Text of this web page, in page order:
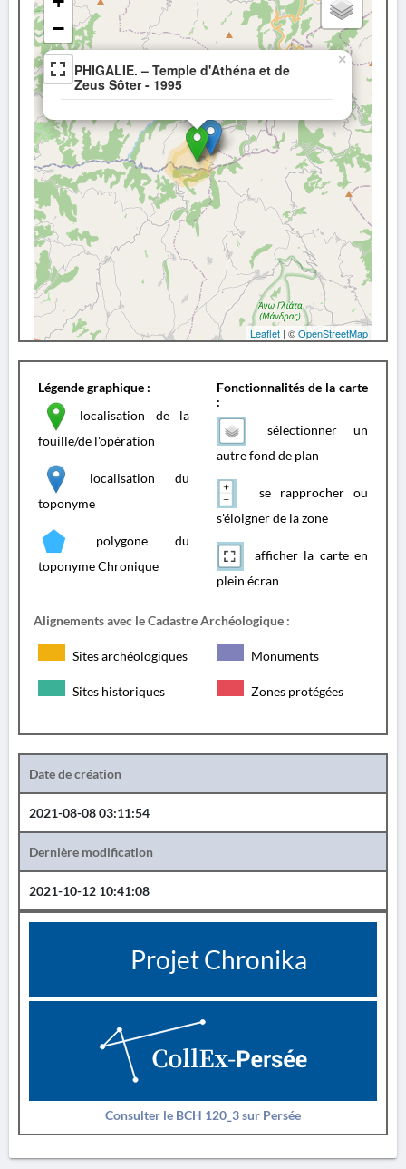
PHIGALIE. – Temple d'Athéna et de
Zeus Sôter - 1995
×
−
Leaflet | ©OpenStreetMap
Légende graphique :
localisation de la
fouille/de l'opération
localisation du
toponyme
polygone du
toponyme Chronique
Fonctionnalités de la carte
:
sélectionner un
autre fond de plan
se rapprocher ou
s'éloigner de la zone
afficher la carte en
plein écran
Alignements avec le Cadastre Archéologique :
Sites archéologiques Monuments
Sites historiques Zones protégées
Date de création
2021-08-08 03:11:54
Dernière modification
2021-10-12 10:41:08
Projet Chronika
Consulter le BCH 120_3 sur Persée